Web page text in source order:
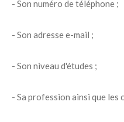
- Son numéro de téléphone ;
- Son adresse e-mail ;
- Son niveau d'études ;
- Sa profession ainsi que les